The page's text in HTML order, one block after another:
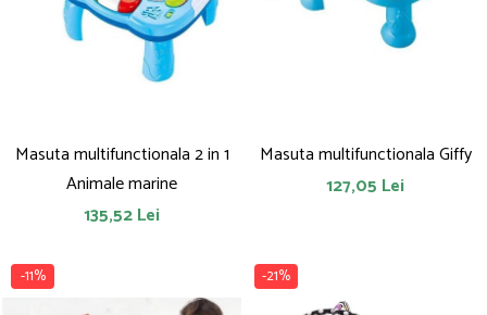
Papusi si accesorii
Trenulete si masinute
Unelte si bancuri de lucru
Masuta multifunctionala 2 in 1
Animale marine
135,52 Lei
Masuta multifunctionala Giffy
127,05 Lei
-11% -21%